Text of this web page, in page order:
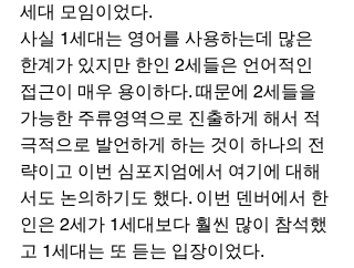
세대 모임이었다.
사실 1세대는 영어를 사용하는데 많은
한계가 있지만 한인 2세들은 언어적인
접근이 매우 용이하다. 때문에 2세들을
가능한 주류영역으로 진출하게 해서 적
극적으로 발언하게 하는 것이 하나의 전
략이고 이번 심포지엄에서 여기에 대해
서도 논의하기도 했다. 이번 덴버에서 한
인은 2세가 1세대보다 훨씬 많이 참석했
고 1세대는 또 듣는 입장이었다.